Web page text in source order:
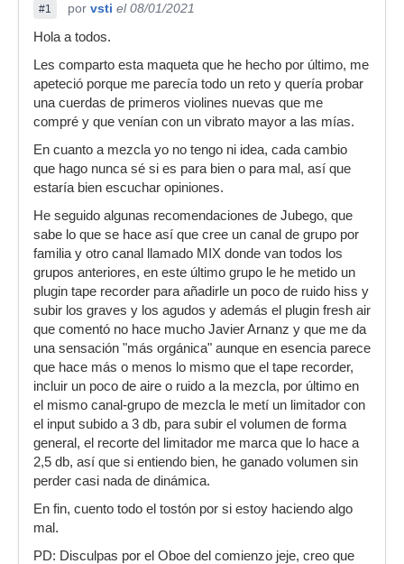
#1 por vsti el 08/01/2021
Hola a todos.
Les comparto esta maqueta que he hecho por último, me
apeteció porque me parecía todo un reto y quería probar
una cuerdas de primeros violines nuevas que me
compré y que venían con un vibrato mayor a las mías.
En cuanto a mezcla yo no tengo ni idea, cada cambio
que hago nunca sé si es para bien o para mal, así que
estaría bien escuchar opiniones.
He seguido algunas recomendaciones de Jubego, que
sabe lo que se hace así que cree un canal de grupo por
familia y otro canal llamado MIX donde van todos los
grupos anteriores, en este último grupo le he metido un
plugin tape recorder para añadirle un poco de ruido hiss y
subir los graves y los agudos y además el plugin fresh air
que comentó no hace mucho Javier Arnanz y que me da
una sensación "más orgánica" aunque en esencia parece
que hace más o menos lo mismo que el tape recorder,
incluir un poco de aire o ruido a la mezcla, por último en
el mismo canal-grupo de mezcla le metí un limitador con
el input subido a 3 db, para subir el volumen de forma
general, el recorte del limitador me marca que lo hace a
2,5 db, así que si entiendo bien, he ganado volumen sin
perder casi nada de dinámica.
En fin, cuento todo el tostón por si estoy haciendo algo
mal.
PD: Disculpas por el Oboe del comienzo jeje, creo que